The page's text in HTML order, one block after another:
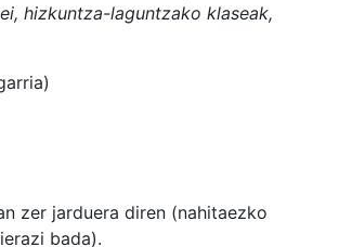
hizkuntza-laguntzako klaseak,
zer jarduera diren (nahitaezko
bada).